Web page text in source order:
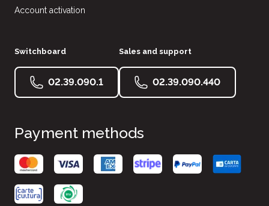
Account activation
Switchboard
02.39.090.1
Sales and support
02.39.090.440
Payment methods